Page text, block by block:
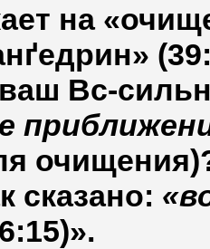
на
Вс-
сказано: